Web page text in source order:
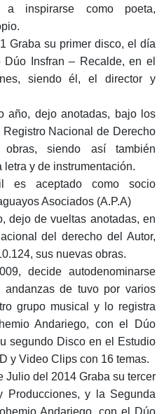
a inspirarse como poeta,
Graba su primer disco, el día
Insfran – Recalde, en el
siendo él, el director y
año, dejo anotadas, bajo los
Nacional de Derecho
siendo así también
y de instrumentación.
aceptado como socio
Asociados (A.P.A)
dejo de vueltas anotadas, en
del derecho del Autor,
sus nuevas obras.
decide autodenominarse
andanzas de tuvo por varios
grupo musical y lo registra
Andariego, con el Dúo
segundo Disco en el Estudio
y Video Clips con 16 temas.
Julio del 2014 Graba su tercer
y la Segunda
Andariego, con el Dúo